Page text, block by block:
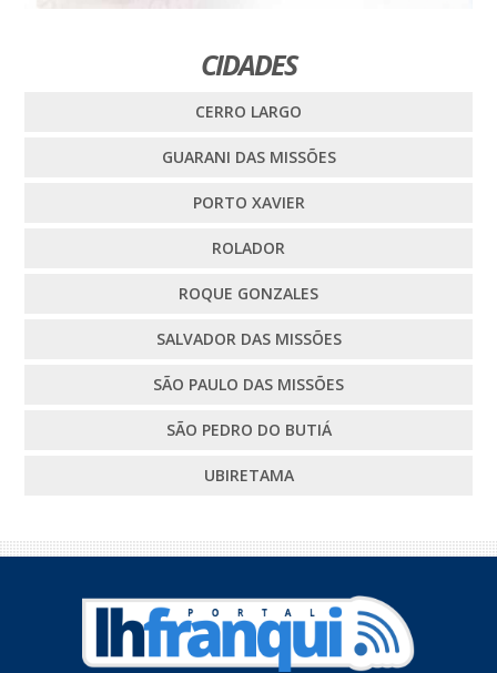
CIDADES
CERRO LARGO
GUARANI DAS MISSÕES
PORTO XAVIER
ROLADOR
ROQUE GONZALES
SALVADOR DAS MISSÕES
SÃO PAULO DAS MISSÕES
SÃO PEDRO DO BUTIÁ
UBIRETAMA